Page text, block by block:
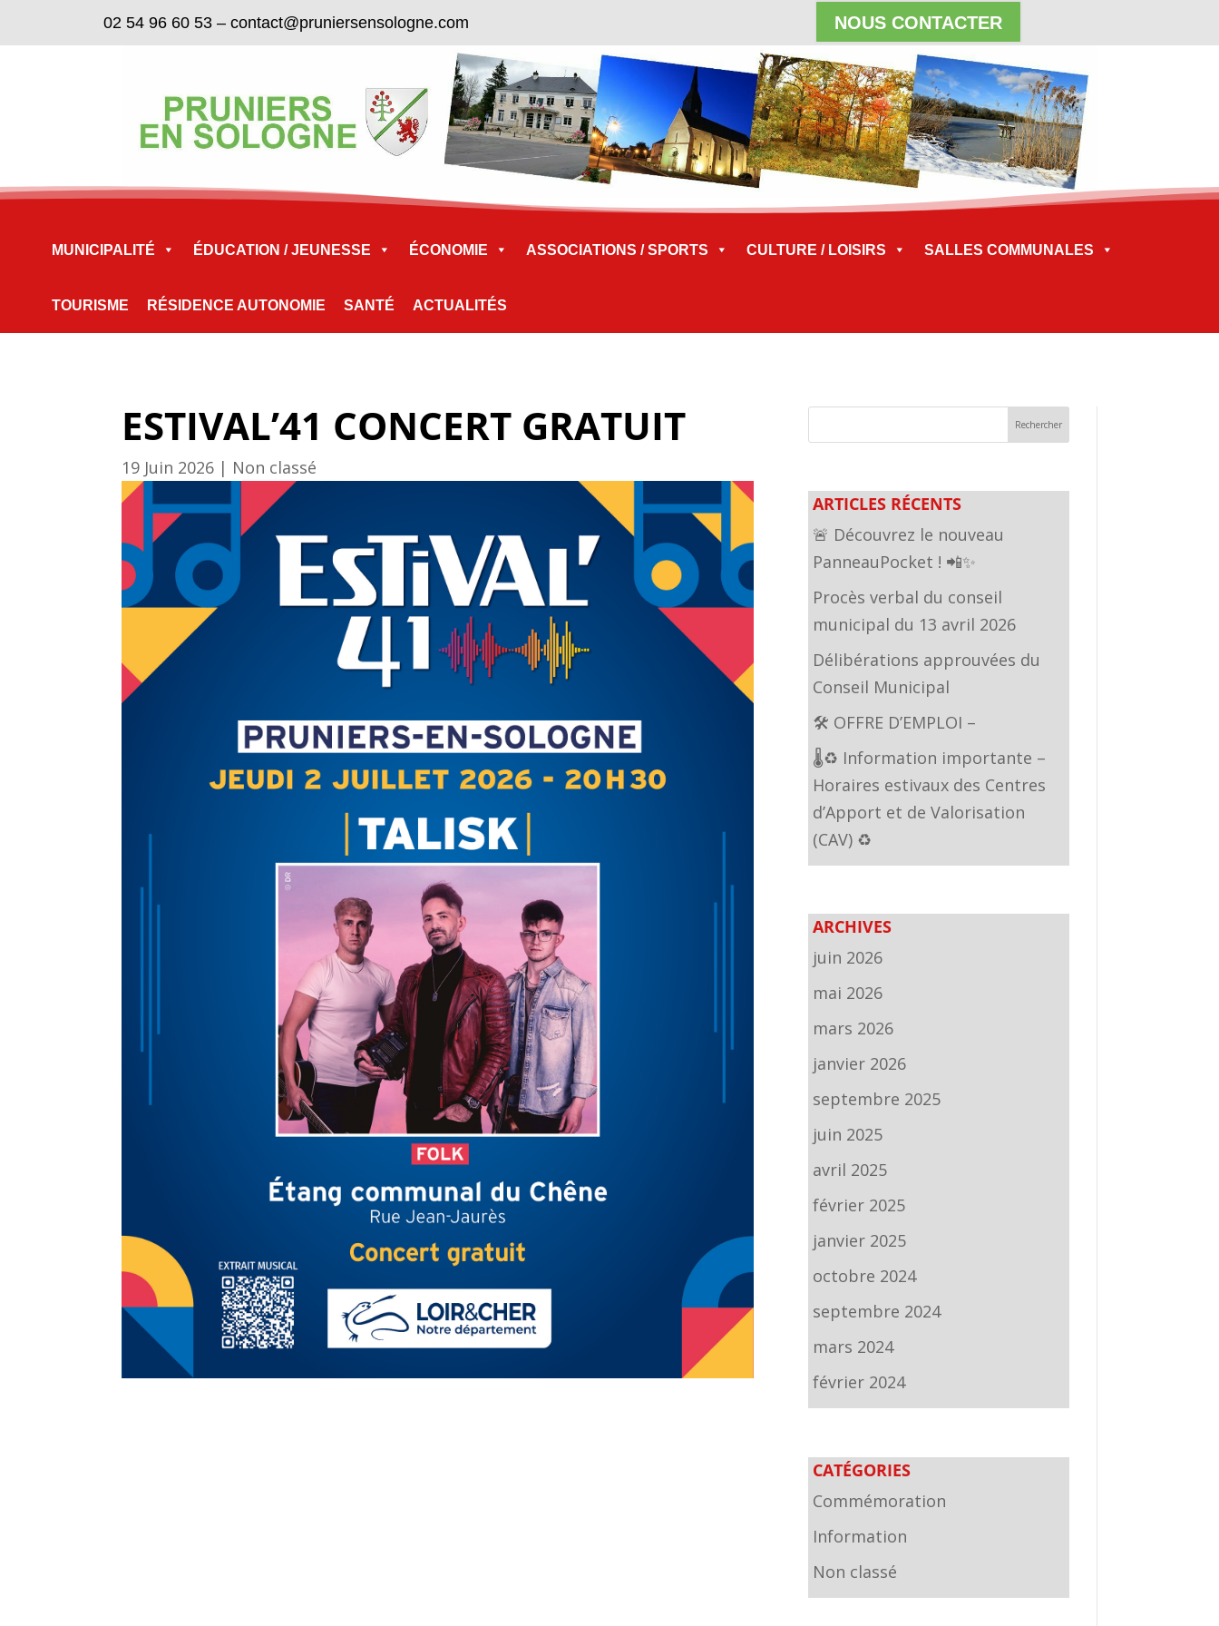
02 54 96 60 53 –contact@pruniersensologne.com NOUS CONTACTER
MUNICIPALITÉ ÉDUCATION / JEUNESSE ÉCONOMIE ASSOCIATIONS / SPORTS CULTURE / LOISIRS SALLES COMMUNALES
TOURISME RÉSIDENCE AUTONOMIE SANTÉ ACTUALITÉS
ESTIVAL’41 CONCERT GRATUIT
19 Juin 2026 | Non classé
ARTICLES RÉCENTS
🚨 Découvrez le nouveau
PanneauPocket ! 📲✨
Procès verbal du conseil
municipal du 13 avril 2026
Délibérations approuvées du
Conseil Municipal
🛠️ OFFRE D’EMPLOI –
🌡️♻️ Information importante –
Horaires estivaux des Centres
d’Apport et de Valorisation
(CAV) ♻️
ARCHIVES
juin 2026
mai 2026
mars 2026
janvier 2026
septembre 2025
juin 2025
avril 2025
février 2025
janvier 2025
octobre 2024
septembre 2024
mars 2024
février 2024
CATÉGORIES
Commémoration
Information
Non classé